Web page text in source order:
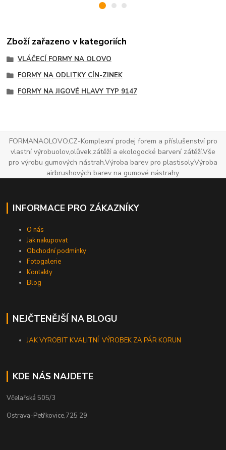
Zboží zařazeno v kategoriích
VLÁČECÍ FORMY NA OLOVO
FORMY NA ODLITKY CÍN-ZINEK
FORMY NA JIGOVÉ HLAVY TYP 9147
FORMANAOLOVO.CZ-Komplexní prodej forem a příslušenství pro
vlastní výrobuolov,olůvek,zátěží a ekologocké barvení zátěží.Vše
pro výrobu gumových nástrah.Výroba barev pro plastisoly.Výroba
airbrushových barev na gumové nástrahy.
INFORMACE PRO ZÁKAZNÍKY
O nás
Jak nakupovat
Obchodní podmínky
Fotogalerie
Kontakty
Blog
NEJČTENĚJŠÍ NA BLOGU
JAK VYROBIT KVALITNÍ VÝROBEK ZA PÁR KORUN
KDE NÁS NAJDETE
Včelařská 505/3
Ostrava-Petřkovice,725 29